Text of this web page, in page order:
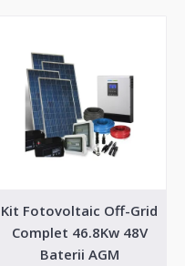
Kit Fotovoltaic Off-Grid
Complet 46.8Kw 48V
Baterii AGM